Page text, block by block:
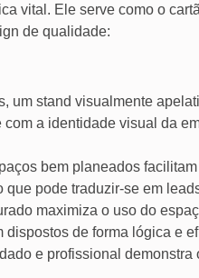
vital. Ele serve como o
de qualidade:
um stand visualmente
a identidade visual da
bem planeados
pode traduzir-se em
maximiza o uso do
de forma lógica e
e profissional